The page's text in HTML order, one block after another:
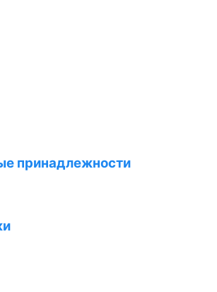
принадлежности